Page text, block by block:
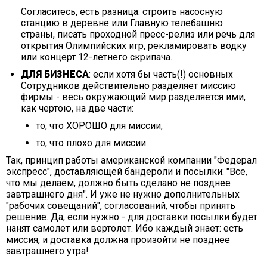
Согласитесь, есть разница: строить насосную
станцию в деревне или Главную телебашню
страны, писать проходной пресс-релиз или речь для
открытия Олимпийских игр, рекламировать водку
или концерт 12-летнего скрипача...
ДЛЯ БИЗНЕСА: если хотя бы часть(!) основных
Сотрудников действительно разделяет миссию
фирмы - весь окружающий мир разделяется ими,
как чертою, на две части:
то, что ХОРОШО для миссии,
то, что плохо для миссии.
Так, принцип работы американской компании "Федерал
экспресс", доставляющей бандероли и посылки: "Все,
что мы делаем, должно быть сделано не позднее
завтрашнего дня". И уже не нужно дополнительных
"рабочих совещаний", согласований, чтобы принять
решение. Да, если нужно - для доставки посылки будет
нанят самолет или вертолет. Ибо каждый знает: есть
миссия, и доставка должна произойти не позднее
завтрашнего утра!